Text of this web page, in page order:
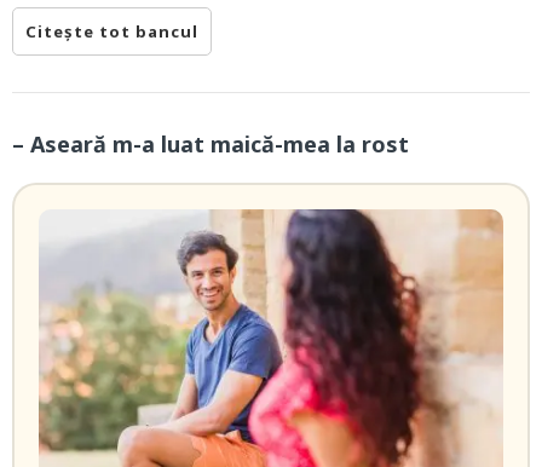
Citește tot bancul
– Aseară m-a luat maică-mea la rost